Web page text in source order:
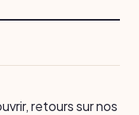
retours sur nos